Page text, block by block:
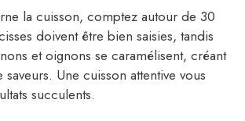
la cuisson, comptez autour de 30
doivent être bien saisies, tandis
et oignons se caramélisent, créant
Une cuisson attentive vous
succulents.